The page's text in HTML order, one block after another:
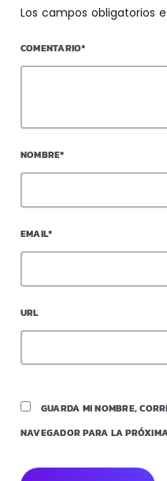
Los campos obligatorios
COMENTARIO*
NOMBRE*
EMAIL*
URL
GUARDA MI NOMBRE,
NAVEGADOR PARA LA